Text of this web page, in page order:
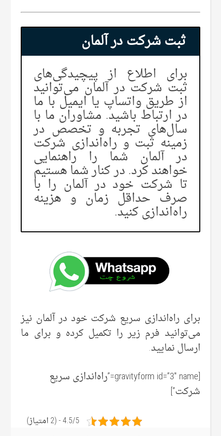
ثبت شرکت در آلمان
برای اطلاع از پیچیدگی‌های
ثبت شرکت در آلمان می‌توانید
از طریق واتساپ یا ایمیل با ما
در ارتباط باشید. مشاوران ما با
سال‌های تجربه و تخصص در
زمینه ثبت و راه‌اندازی شرکت
در آلمان شما را راهنمایی
خواهند کرد. در کنار شما هستیم
تا شرکت خود در آلمان را با
صرف حداقل زمان و هزینه
راه‌اندازی کنید.
برای راه‌اندازی سریع شرکت خود در آلمان نیز
می‌توانید فرم زیر را تکمیل کرده و برای ما
ارسال نمایید.
[gravityform id=”3″ name=”راه‌اندازی سریع
شرکت”]
4.5/5 - (2 امتیاز)